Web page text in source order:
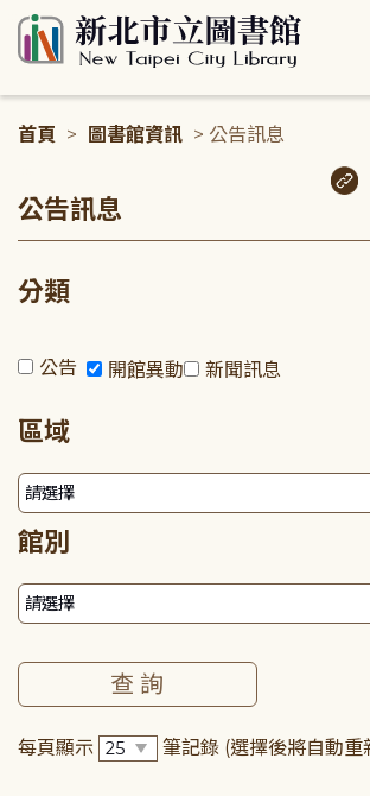
首頁 > 圖書館資訊 > 公告訊息
公告訊息
分類
公告 開館異動 新聞訊息
區域
館別
每頁顯示 筆記錄 (選擇後將自動重